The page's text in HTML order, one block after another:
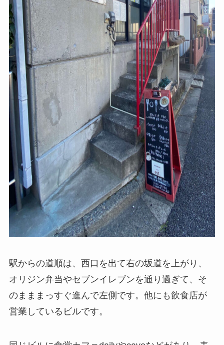
駅からの道順は、西口を出て右の坂道を上がり、
オリジン弁当やセブンイレブンを通り過ぎて、そ
のまままっすぐ進んで左側です。他にも飲食店が
営業しているビルです。